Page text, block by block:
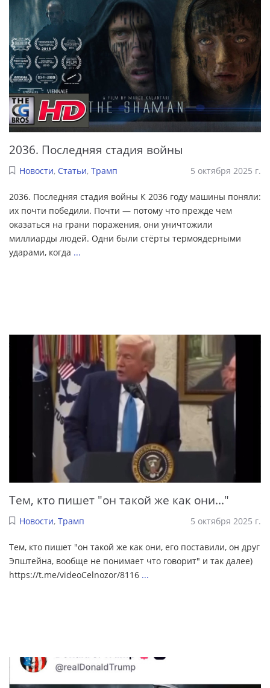
2036. Последняя стадия войны
Новости, Статьи, Трамп 5 октября 2025 г.
2036. Последняя стадия войны К 2036 году машины поняли:
их почти победили. Почти — потому что прежде чем
оказаться на грани поражения, они уничтожили
миллиарды людей. Одни были стёрты термоядерными
ударами, когда ...
Тем, кто пишет "он такой же как они..."
Новости, Трамп 5 октября 2025 г.
Тем, кто пишет "он такой же как они, его поставили, он друг
Эпштейна, вообще не понимает что говорит" и так далее)
https://t.me/videoCelnozor/8116 ...